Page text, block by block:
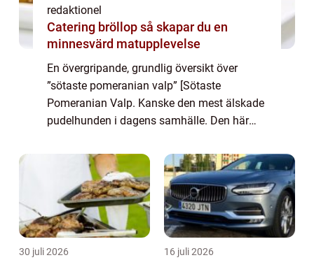
redaktionel
Catering bröllop så skapar du en
minnesvärd matupplevelse
En övergripande, grundlig översikt över
”sötaste pomeranian valp” [Sötaste
Pomeranian Valp. Kanske den mest älskade
pudelhunden i dagens samhälle. Den här
bedårande hundras och vad som gör den så
30 juli 2026 16 juli 2026